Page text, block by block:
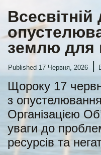
землю для
Published 17 Червня, 2026 |
Щороку 17
з
Організацією
уваги до
ресурсів та